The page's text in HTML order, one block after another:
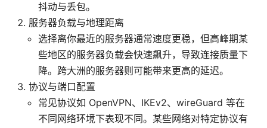
抖动与丢包。
服务器负载与地理距离
选择离你最近的服务器通常速度更稳，但高峰期某
些地区的服务器负载会快速飙升，导致连接质量下
降。跨大洲的服务器则可能带来更高的延迟。
协议与端口配置
常见协议如 OpenVPN、IKEv2、wireGuard 等在
不同网络环境下表现不同。某些网络对特定协议有